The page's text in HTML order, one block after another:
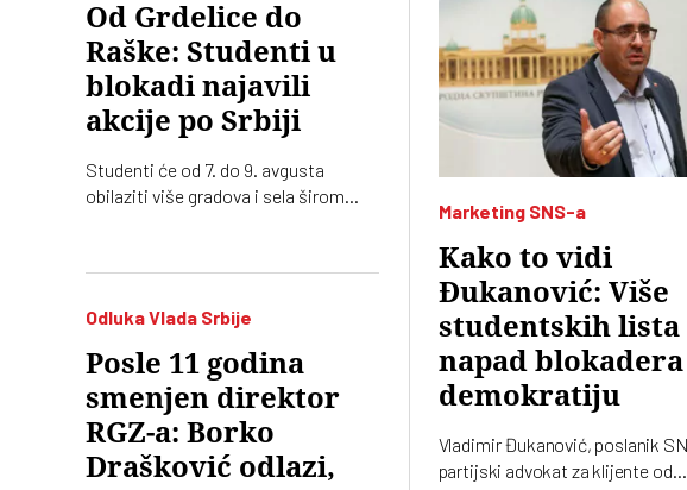
Marketing SNS-a
Kako to vidi
Đukanović: Više
studentskih lista
napad
demokratiju
Vladimir Đukanović, poslanik
partijski advokat za klijente od
Od Grdelice do
Raške: Studenti u
blokadi najavili
akcije po Srbiji
Studenti će od 7. do 9. avgusta
obilaziti više gradova i sela širom
Odluka Vlada Srbije
Posle 11 godina
smenjen direktor
RGZ-a: Borko
Drašković odlazi,